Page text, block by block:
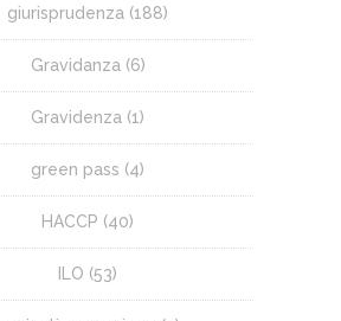
giurisprudenza (188)
Gravidanza (6)
Gravidenza (1)
green pass (4)
HACCP (40)
ILO (53)